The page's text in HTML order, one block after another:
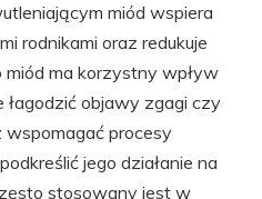
miód wspiera
rodnikami oraz redukuje
ma korzystny wpływ
łagodzić objawy zgagi czy
wspomagać procesy
jego działanie na
stosowany jest w